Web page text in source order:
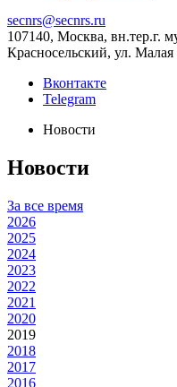
secnrs@secnrs.ru
107140, Москва, вн.тер.г.
Красносельский, ул.
Вконтакте
Telegram
Новости
Новости
За все время
2026
2025
2024
2023
2022
2021
2020
2019
2018
2017
2016